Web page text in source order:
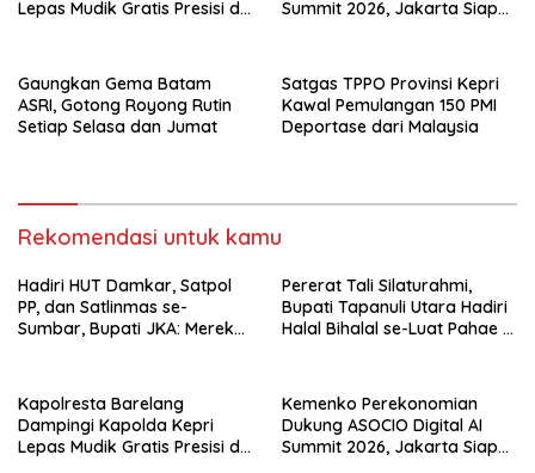
Lepas Mudik Gratis Presisi di
Summit 2026, Jakarta Siap
Gaungkan Gema Batam
ASRI, Gotong Royong Rutin
Setiap Selasa dan Jumat
Satgas TPPO Provinsi Kepri
Kawal Pemulangan 150 PMI
Deportase dari Malaysia
Rekomendasi untuk kamu
Hadiri HUT Damkar, Satpol
PP, dan Satlinmas se-
Sumbar, Bupati JKA: Mereka
Pererat Tali Silaturahmi,
Bupati Tapanuli Utara Hadiri
Halal Bihalal se-Luat Pahae di
Kapolresta Barelang
Dampingi Kapolda Kepri
Lepas Mudik Gratis Presisi di
Kemenko Perekonomian
Dukung ASOCIO Digital AI
Summit 2026, Jakarta Siap